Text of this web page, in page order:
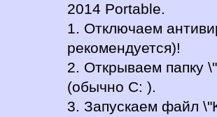
2014 Portable.
1. Отключаем
рекомендуется)!
2. Открываем папку
(обычно С: ).
3. Запускаем файл